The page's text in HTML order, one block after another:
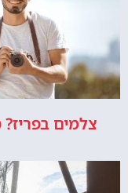
צלמים